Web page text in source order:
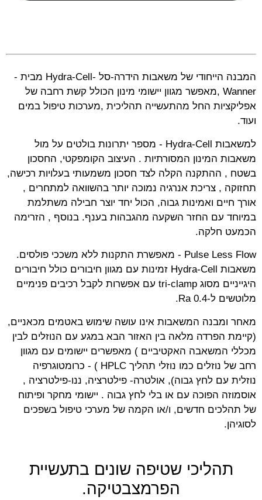
המבנה הייחודי של משאבות הידרה-סל -Hydra-Cell מבית -
Wanner ,מאפשר מגוון יישומי מינון הכולל קשת רחבה של
אפליקציות החל מהתעשייה תהליכית ,מערכות טיפול במים
ועוד.
למשאבות Hydra-Cell - מספר יתרונות בולטים על מול
משאבות המינון המסורתיות . העיצוב הקומפקטי, החסכון
בשטח , ההתקנה הקלה לצד חסכון משמעותי בעלויות רכישה,
תחזוקה , צריכת אנרגיה נמוכה יותר בהשוואה למתחרים ,
אורך חיים ואמינות גבוה, הכול יחד יוצר חבילה משתלמת
במיוחד עם החזר השקעה מהגבהות בענף. בנוסף , הזרימה
הכמעט חלקה.
Pulse Less Flow - מאפשרת התקנות ללא משככי פולסים.
משאבות Hydra-Cell זמינות עם מגוון חיבורים כולל חיבורים
היגייניים מסוג tri-clamp עם אפשרות לקבל רכיבים פנימיים
מלוטשים ל-0.4 Ra.
מאחר ומבנה המשאבות אינו עושה שימוש באטמים מכאניים,
(קיימת הפרדה מלאה בין האזור הבא במגע עם הנוזלים לבין
מכללי המשאבה האקטיביים ) מאפשרים יישומים עם מגוון
רחב של נוזלים כמו נוזלי תהליך HPLC ) - כרומטוגרפיה
נוזלית עם לחץ גבוה), אולטרה- פילטרציה, ננו-פילטרציה ,
אוסמוזה הפוכה עם או בלי לחץ גבוה . יישומי מחקר ופיתוח
של תהלכים חדשים, ו/או הקמה של מערכי טיפול בשפכים
לסוגיהן.
תהליכי שטיפה שונים בתעשיית
הפרמצבטיקה.